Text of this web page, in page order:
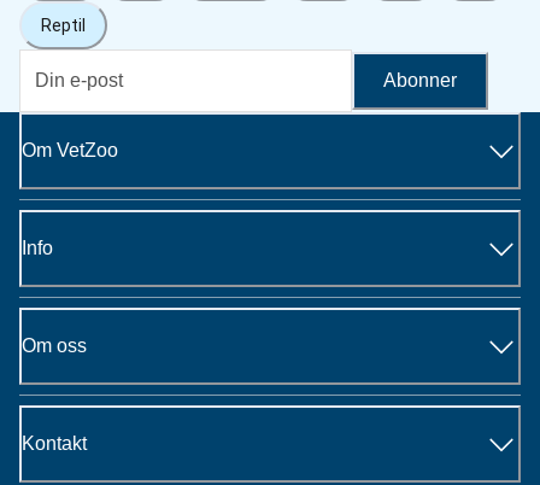
Reptil
Abonner
Om VetZoo
Info
Om oss
Kontakt